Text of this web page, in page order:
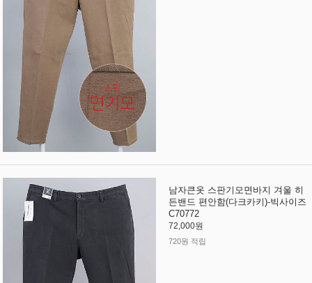
남자큰옷 스판기모면바지 겨울 히
든밴드 편안함(다크카키)-빅사이즈
C70772
72,000원
720원 적립